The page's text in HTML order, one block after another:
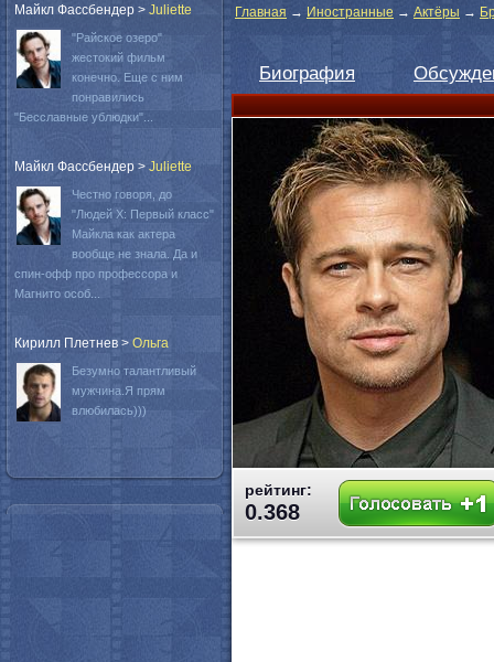
Главная → Иностранные → Актёры →
Биография
рейтинг:
0.368
Майкл Фассбендер > Juliette
"Райское озеро"
жестокий фильм
конечно. Еще с ним
понравились
"Бесславные ублюдки"...
Майкл Фассбендер > Juliette
Честно говоря, до
"Людей Х: Первый класс"
Майкла как актера
вообще не знала. Да и
спин-офф про профессора и
Магнито особ...
Кирилл Плетнев > Oльга
Безумно талантливый
мужчина.Я прям
влюбилась)))